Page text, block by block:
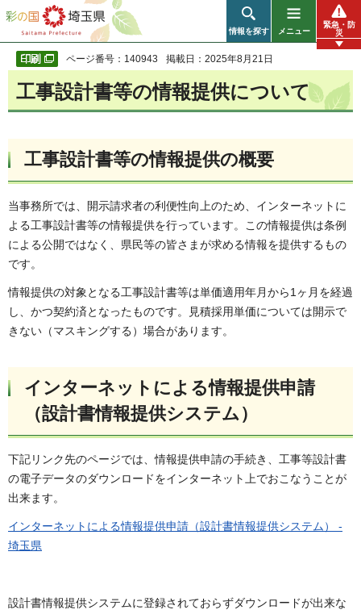
彩の国 埼玉県
情報を探す メニュー
緊急・防
災
ページ番号：140943 掲載日：2025年8月21日
工事設計書等の情報提供について
工事設計書等の情報提供の概要
当事務所では、開示請求者の利便性向上のため、インターネットに
よる工事設計書等の情報提供を行っています。この情報提供は条例
による公開ではなく、県民等の皆さまが求める情報を提供するもの
です。
情報提供の対象となる工事設計書等は単価適用年月から1ヶ月を経過
し、かつ契約済となったものです。見積採用単価については開示で
きない（マスキングする）場合があります。
インターネットによる情報提供申請
（設計書情報提供システム）
下記リンク先のページでは、情報提供申請の手続き、工事等設計書
の電子データのダウンロードをインターネット上でおこなうことが
出来ます。
インターネットによる情報提供申請（設計書情報提供システム） -
埼玉県
設計書情報提供システムに登録されておらずダウンロードが出来な